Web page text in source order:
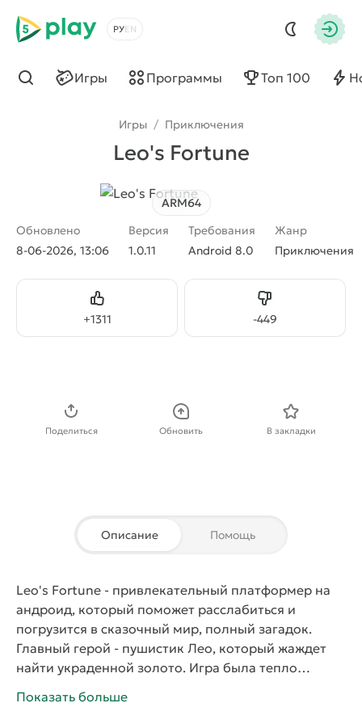
5play
Выбрать язык
Игры Программы Топ 100
Найти
Игры / Приключения
Leo's Fortune
ARM64
Обновлено
8-06-2026, 13:06
Версия
1.0.11
Требования
Android 8.0
Жанр
Приключения
+1311
Нравится -449Не нравится
Поделиться Обновить В закладки
Описание Помощь
Leo's Fortune - привлекательный платформер на
андроид, который поможет расслабиться и
погрузится в сказочный мир, полный загадок.
Главный герой - пушистик Лео, который жаждет
найти украденной золото. Игра была тепло
обусловлено красивой графикой и неповторимым
Показать больше